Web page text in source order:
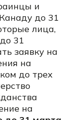
и
до 31
лица,
31
заявку на
на
до трех
на